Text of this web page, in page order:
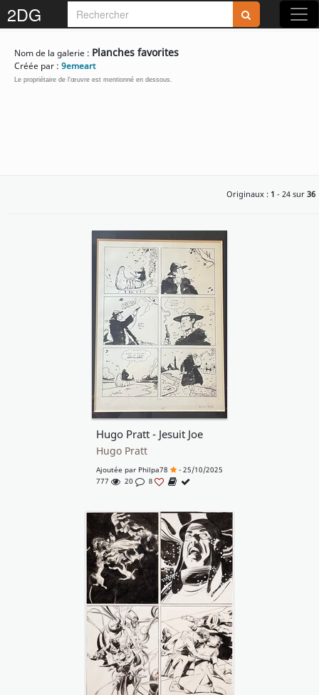
2DG Rejoignez-nous sur 2DG !
S'inscrire
Nom de la galerie : Planches favorites
Créée par : 9emeart
Le propriétaire de l'œuvre est mentionné en dessous.
Originaux : 1 - 24 sur 36
Hugo Pratt - Jesuit Joe
Hugo Pratt
Ajoutée par Philpa78
- 25/10/2025
777
20 8